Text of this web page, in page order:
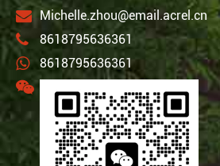
Michelle.zhou@email.acrel.cn
8618795636361
8618795636361